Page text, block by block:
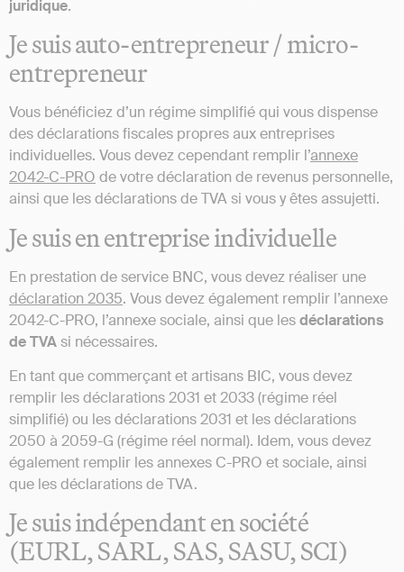
juridique.
Je suis auto-entrepreneur / micro-
entrepreneur
Vous bénéficiez d’un régime simplifié qui vous dispense
des déclarations fiscales propres aux entreprises
individuelles. Vous devez cependant remplir l’annexe
2042-C-PRO de votre déclaration de revenus personnelle,
ainsi que les déclarations de TVA si vous y êtes assujetti.
Je suis en entreprise individuelle
En prestation de service BNC, vous devez réaliser une
déclaration 2035. Vous devez également remplir l’annexe
2042-C-PRO, l’annexe sociale, ainsi que lesdéclarations
de TVAsi nécessaires.
En tant que commerçant et artisans BIC, vous devez
remplir les déclarations 2031 et 2033 (régime réel
simplifié) ou les déclarations 2031 et les déclarations
2050 à 2059-G (régime réel normal). Idem, vous devez
également remplir les annexes C-PRO et sociale, ainsi
que les déclarations de TVA.
Je suis indépendant en société
(EURL, SARL, SAS, SASU, SCI)